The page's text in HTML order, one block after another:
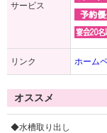
サービス
リンク ホーム
オススメ
◆水槽取り出し